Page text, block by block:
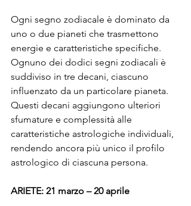
Ogni segno zodiacale è dominato da
uno o due pianeti che trasmettono
energie e caratteristiche specifiche.
Ognuno dei dodici segni zodiacali è
suddiviso in tre decani, ciascuno
influenzato da un particolare pianeta.
Questi decani aggiungono ulteriori
sfumature e complessità alle
caratteristiche astrologiche individuali,
rendendo ancora più unico il profilo
astrologico di ciascuna persona.
ARIETE: 21 marzo – 20 aprile